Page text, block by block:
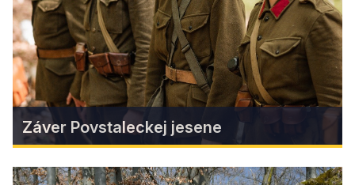
Find more
Záver Povstaleckej jesene